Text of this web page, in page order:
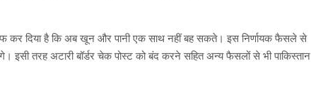
कर दिया है कि अब खून और पानी एक साथ नहीं बह सकते। इस निर्णायक फैसले से
इसी तरह अटारी बॉर्डर चेक पोस्ट को बंद करने सहित अन्य फैसलों से भी पाकिस्तान